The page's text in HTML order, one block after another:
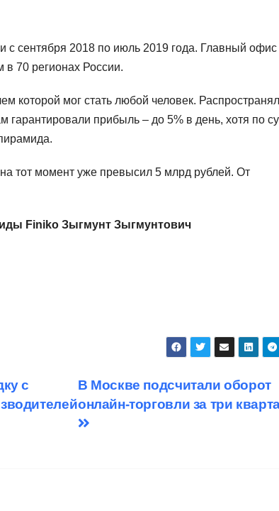
с сентября 2018 по июль 2019 года. Главный офис
70 регионах России.
которой мог стать любой человек.
прибыль – до 5% в день, хотя по
тот момент уже превысил 5 млрд рублей. От
Finiko Зыгмунт Зыгмунтович
В Москве подсчитали оборот
онлайн-торговли за три
с